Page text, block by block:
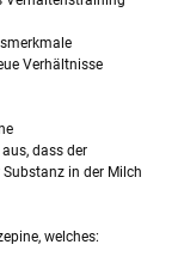
Verhältnisse
dass der
in der Milch
welches: